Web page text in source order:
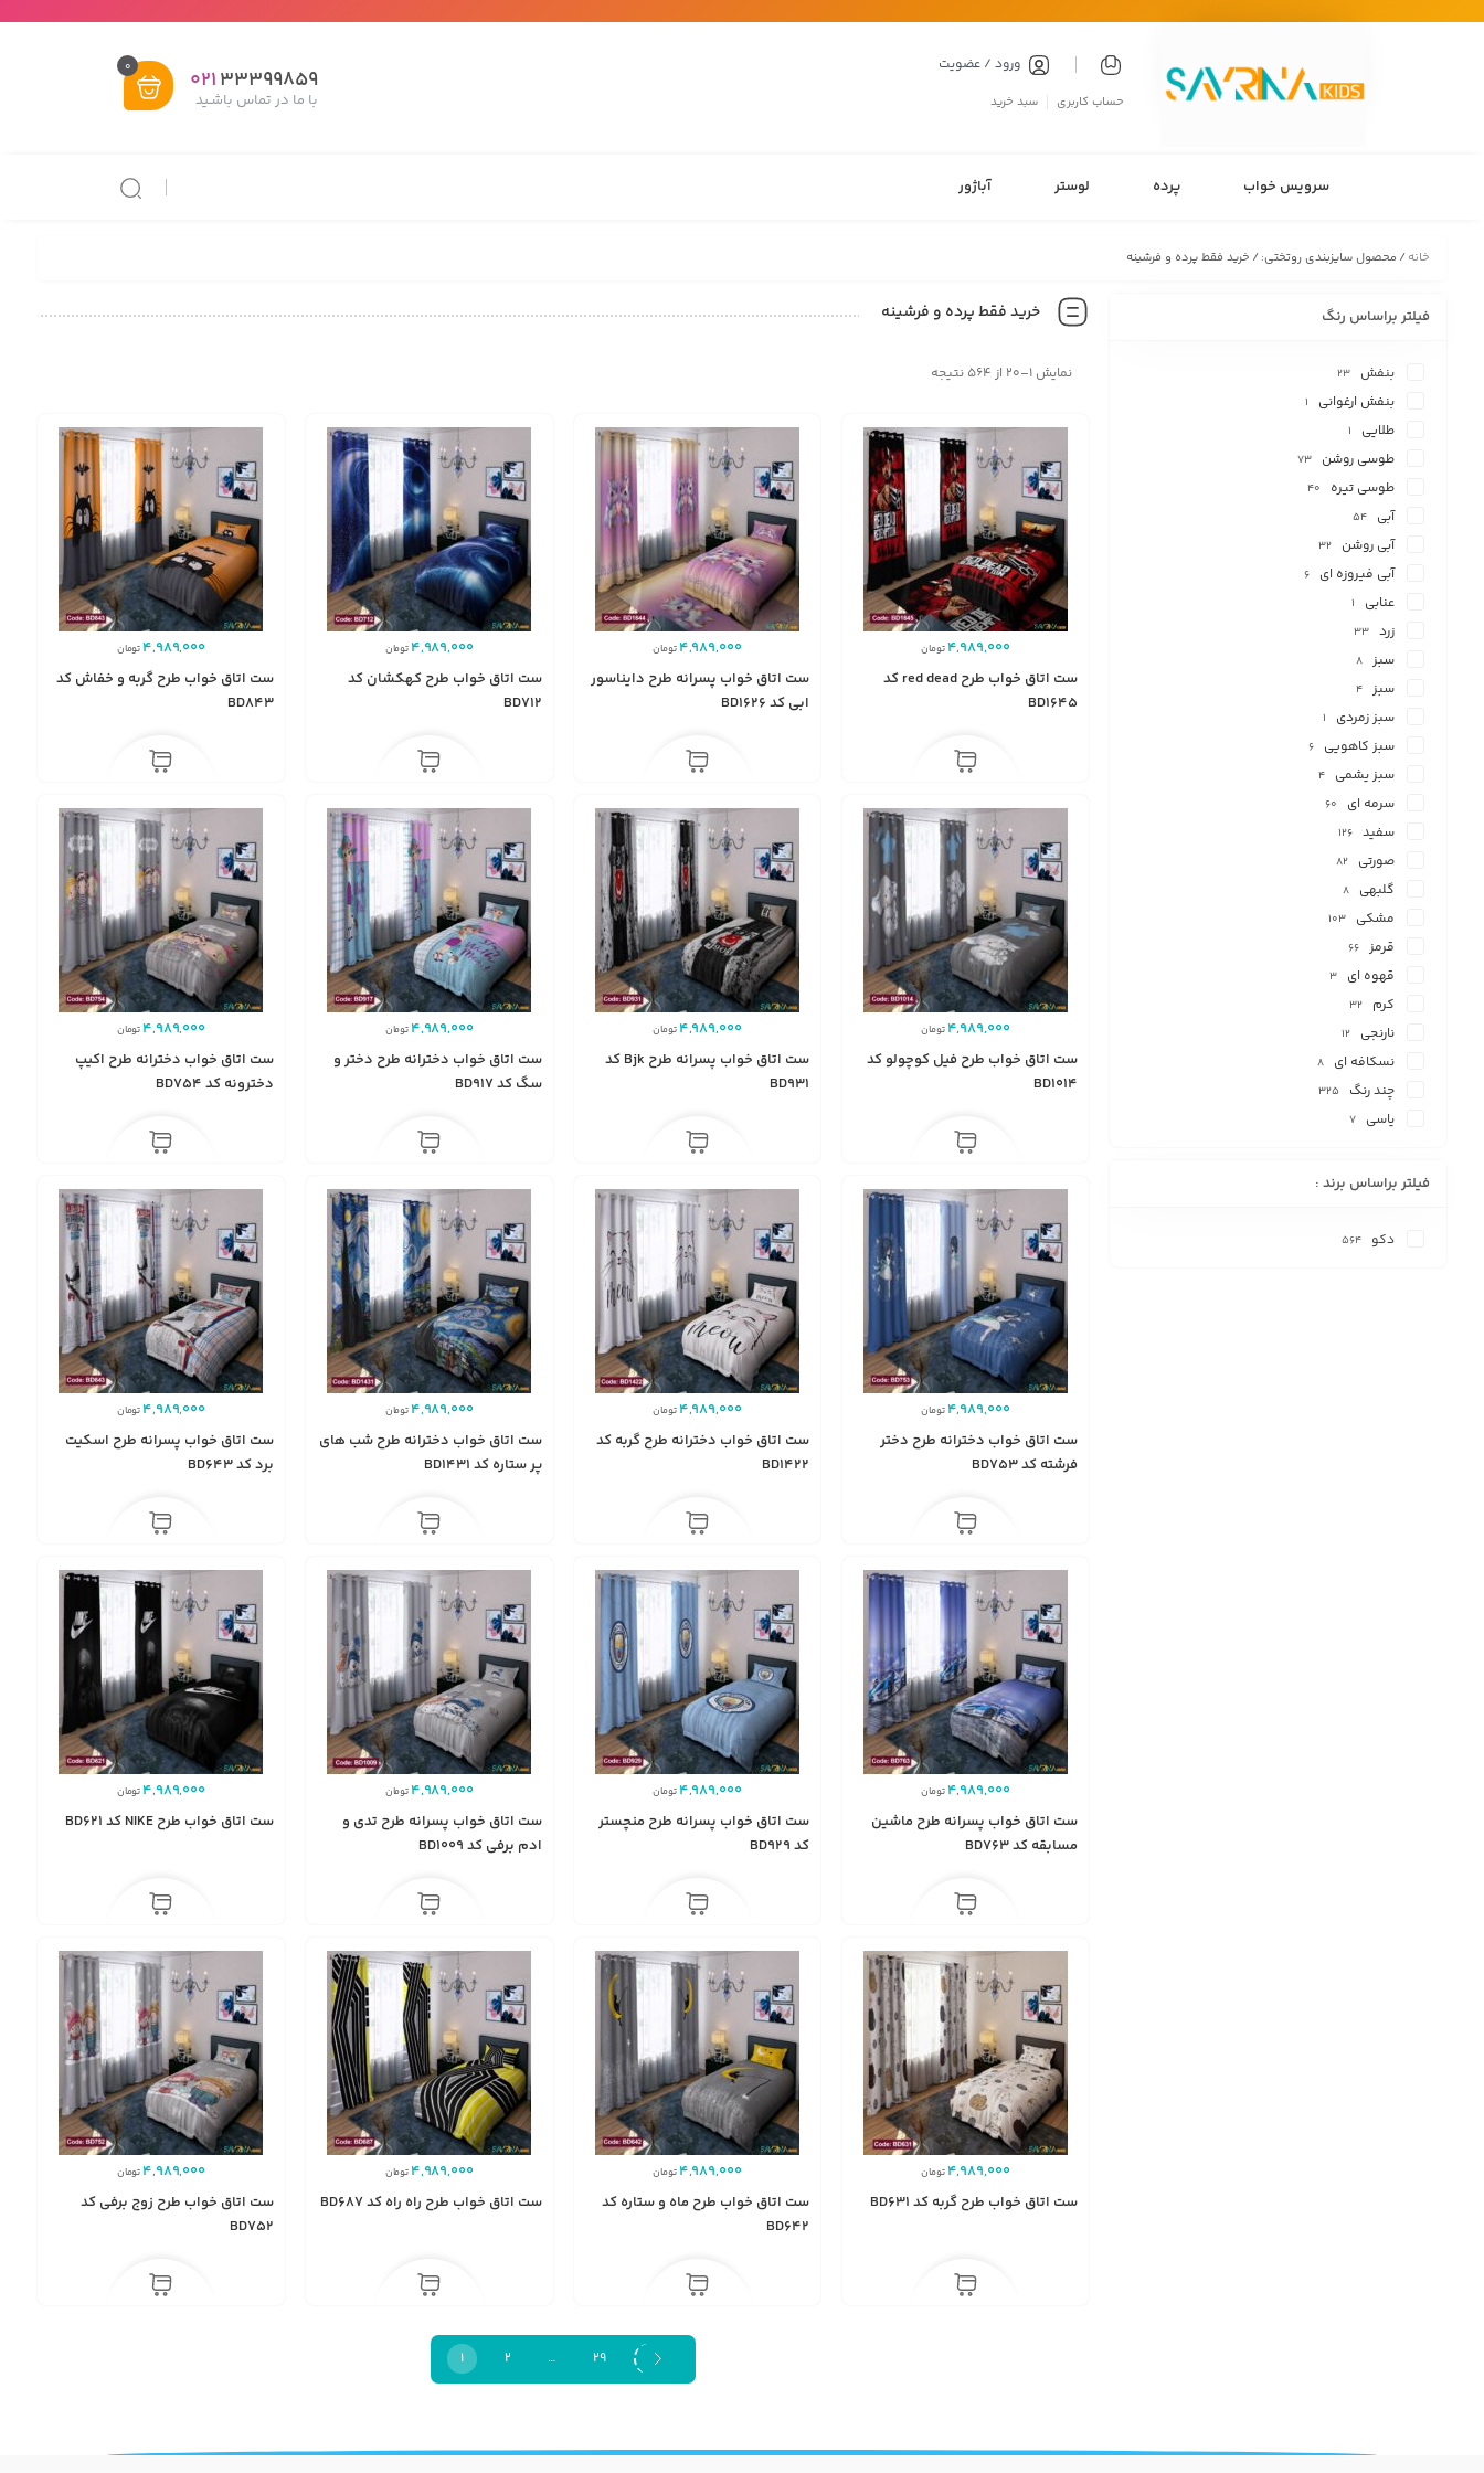
ورود / عضویت
حساب کاربری سبد خرید
33399859
021
با ما در تماس باشـید
0
سرویس خواب پرده لوستر آباژور
خانه/ محصول سایزبندی روتختی: / خرید فقط پرده و فرشینه
خرید فقط پرده و فرشینه
نمایش 1–20 از 564 نتیجه
4,989,000تومان
ست اتاق خواب طرح red dead کد
BD1645
4,989,000تومان
ست اتاق خواب پسرانه طرح دایناسور
ابی کد BD1626
4,989,000تومان
ست اتاق خواب طرح کهکشان کد
BD712
4,989,000تومان
ست اتاق خواب طرح گربه و خفاش کد
BD843
4,989,000تومان
ست اتاق خواب طرح فیل کوچولو کد
BD1014
4,989,000تومان
ست اتاق خواب پسرانه طرح Bjk کد
BD931
4,989,000تومان
ست اتاق خواب دخترانه طرح دختر و
سگ کد BD917
4,989,000تومان
ست اتاق خواب دخترانه طرح اکیپ
دخترونه کد BD754
4,989,000تومان
ست اتاق خواب دخترانه طرح دختر
فرشته کد BD753
4,989,000تومان
ست اتاق خواب دخترانه طرح گربه کد
BD1422
4,989,000تومان
ست اتاق خواب دخترانه طرح شب های
پر ستاره کد BD1431
4,989,000تومان
ست اتاق خواب پسرانه طرح اسکیت
برد کد BD643
4,989,000تومان
ست اتاق خواب پسرانه طرح ماشین
مسابقه کد BD763
4,989,000تومان
ست اتاق خواب پسرانه طرح منچستر
کد BD929
4,989,000تومان
ست اتاق خواب پسرانه طرح تدی و
ادم برفی کد BD1009
4,989,000تومان
ست اتاق خواب طرح NIKE کد BD621
4,989,000تومان
ست اتاق خواب طرح گربه کد BD631
4,989,000تومان
ست اتاق خواب طرح ماه و ستاره کد
BD642
4,989,000تومان
ست اتاق خواب طرح راه راه کد BD687
4,989,000تومان
ست اتاق خواب طرح زوج برفی کد
BD752
1 2 … 29
فیلتر براساس رنگ
بنفش 23
بنفش ارغوانی 1
طلایی 1
طوسی روشن 73
طوسی تیره 40
آبی 54
آبی روشن 32
آبی فیروزه ای 6
عنابی 1
زرد 33
سبز 8
سبز 4
سبز زمردی 1
سبز کاهویی 6
سبز یشمی 4
سرمه ای 60
سفید 126
صورتی 82
گلبهی 8
مشکی 103
قرمز 66
قهوه ای 3
کرم 32
نارنجی 12
نسکافه ای 8
چند رنگ 325
یاسی 7
فیلتر براساس برند :
دکو 564